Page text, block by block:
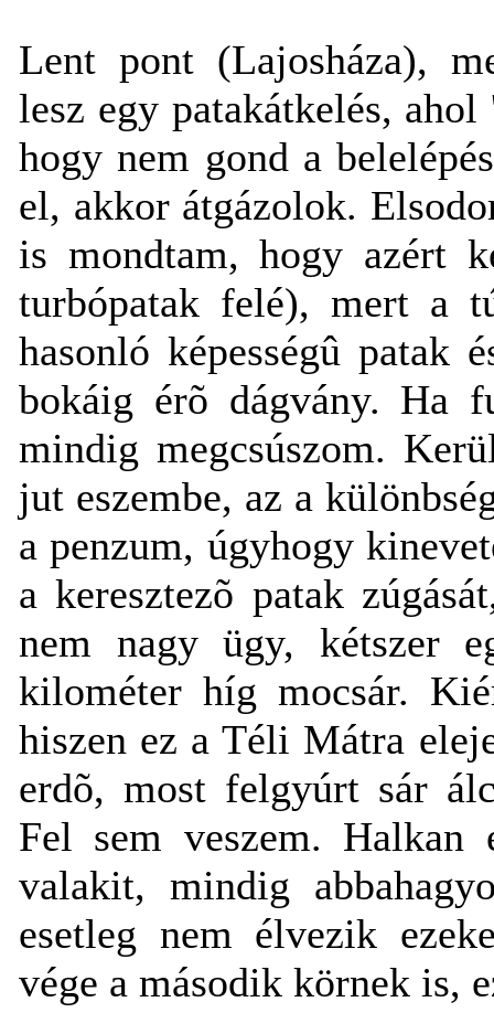
Lent pont (Lajosháza),
lesz egy patakátkelés,
hogy nem gond a
el, akkor átgázolok.
is mondtam, hogy azért
turbópatak felé), mert a
hasonló képességû patak
bokáig érõ dágvány. Ha
mindig megcsúszom.
jut eszembe, az a
a penzum, úgyhogy
a keresztezõ patak
nem nagy ügy, kétszer
kilométer híg mocsár.
hiszen ez a Téli Mátra
erdõ, most felgyúrt sár
Fel sem veszem. Halkan
valakit, mindig
esetleg nem élvezik
vége a második körnek is,